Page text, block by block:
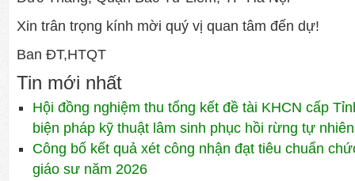
Xin trân trọng kính mời quý vị quan tâm đến dự!
Ban ĐT,HTQT
Tin mới nhất
Hội đồng nghiệm thu tổng kết đề tài KHCN cấp
biện pháp kỹ thuật lâm sinh phục hồi rừng tự
Công bố kết quả xét công nhận đạt tiêu chuẩn
giáo sư năm 2026